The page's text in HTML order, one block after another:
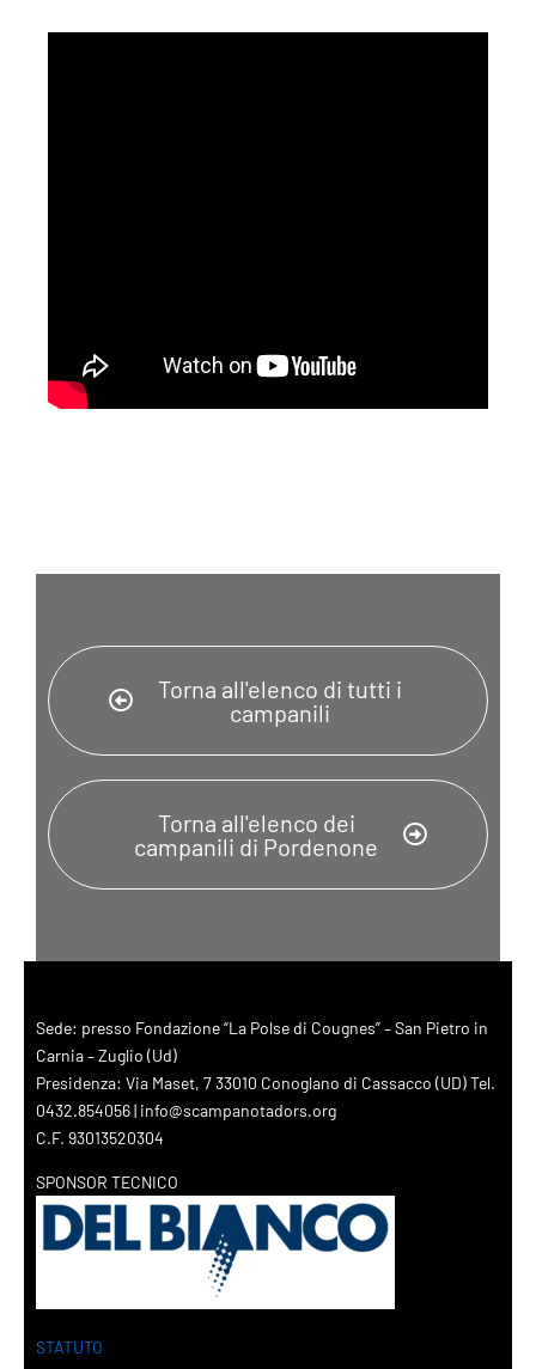
Torna all'elenco di tutti i
campanili
Torna all'elenco dei
campanili di Pordenone
Sede: presso Fondazione “La Polse di Cougnes” – San Pietro in
Carnia – Zuglio (Ud)
Presidenza: Via Maset, 7 33010 Conoglano di Cassacco (UD) Tel.
0432.854056 | info@scampanotadors.org
C.F. 93013520304
SPONSOR TECNICO
STATUTO